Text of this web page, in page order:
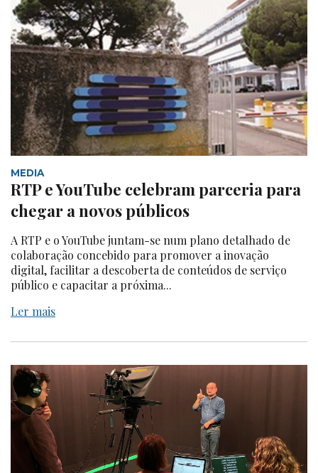
MEDIA
RTP e YouTube celebram parceria para
chegar a novos públicos
A RTP e o YouTube juntam-se num plano detalhado de
colaboração concebido para promover a inovação
digital, facilitar a descoberta de conteúdos de serviço
público e capacitar a próxima...
Ler mais